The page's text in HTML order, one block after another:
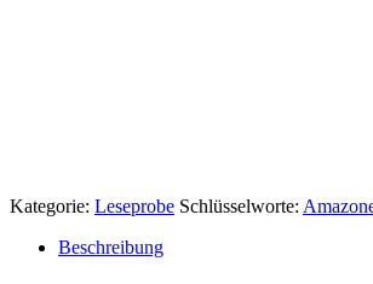
Kategorie: Leseprobe Schlüsselworte:
Beschreibung